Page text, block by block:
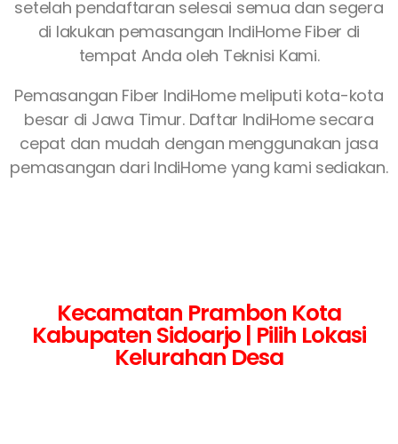
setelah pendaftaran selesai semua dan segera
di lakukan pemasangan IndiHome Fiber di
tempat Anda oleh Teknisi Kami.
Pemasangan Fiber IndiHome meliputi kota-kota
besar di Jawa Timur. Daftar IndiHome secara
cepat dan mudah dengan menggunakan jasa
pemasangan dari IndiHome yang kami sediakan.
Kecamatan Prambon Kota
Kabupaten Sidoarjo | Pilih Lokasi
Kelurahan Desa